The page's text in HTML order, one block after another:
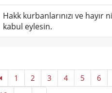
Hakk kurbanlarınızı ve hayır
kabul eylesin.
1 2 3 4 5 6